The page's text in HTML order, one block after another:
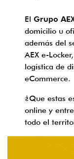
El Grupo
domicilio u
además del
AEX e-
logística de
eCommerce.
¿Que estas
online y
todo el